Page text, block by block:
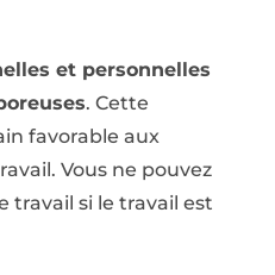
et personnelles
. Cette
favorable aux
Vous ne pouvez
travail si le travail est